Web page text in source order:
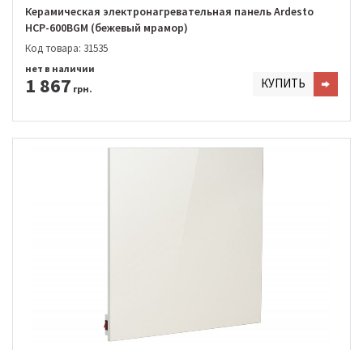
Керамическая электронагревательная панель Ardesto
HCP-600BGM (бежевый мрамор)
Код товара: 31535
1 867 грн.
нет в наличии
КУПИТЬ